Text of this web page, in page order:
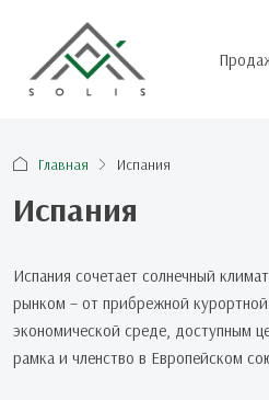
Главная Испания
Испания
Испания сочетает солнечный
рынком – от прибрежной
экономической среде, доступным
рамка и членство в Европейском